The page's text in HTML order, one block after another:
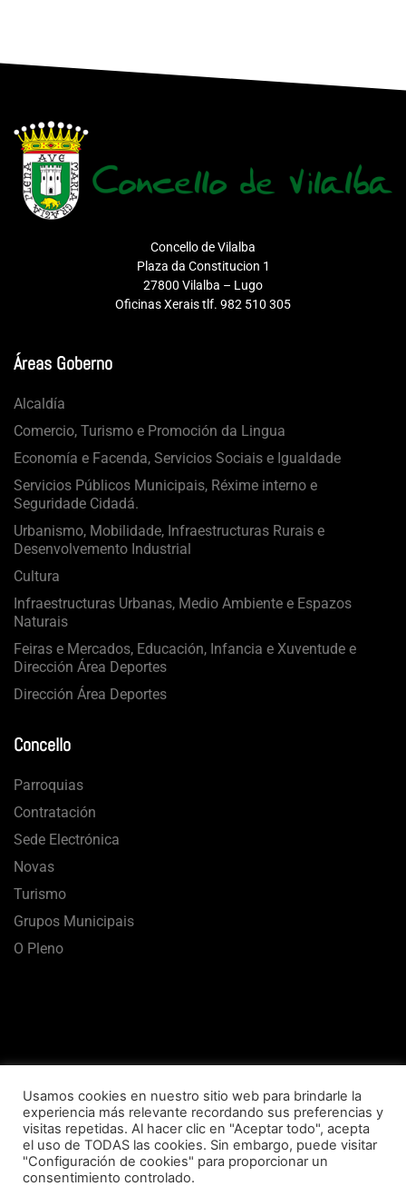
Concello de Vilalba
Plaza da Constitucion 1
27800 Vilalba – Lugo
Oficinas Xerais tlf. 982 510 305
Áreas Goberno
Alcaldía
Comercio, Turismo e Promoción da Lingua
Economía e Facenda, Servicios Sociais e Igualdade
Servicios Públicos Municipais, Réxime interno e
Seguridade Cidadá.
Urbanismo, Mobilidade, Infraestructuras Rurais e
Desenvolvemento Industrial
Cultura
Infraestructuras Urbanas, Medio Ambiente e Espazos
Naturais
Feiras e Mercados, Educación, Infancia e Xuventude e
Dirección Área Deportes
Dirección Área Deportes
Concello
Parroquias
Contratación
Sede Electrónica
Novas
Turismo
Grupos Municipais
O Pleno
Aviso Legal Termos de usoPolítica de Privacidade
Política de CookiesMapa Web
Usamos cookies en nuestro sitio web para brindarle la
experiencia más relevante recordando sus preferencias y
visitas repetidas. Al hacer clic en "Aceptar todo", acepta
el uso de TODAS las cookies. Sin embargo, puede visitar
"Configuración de cookies" para proporcionar un
consentimiento controlado.